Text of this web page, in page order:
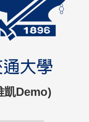
凱Demo)